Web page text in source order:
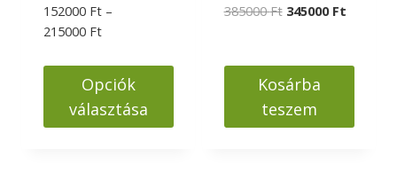
152000 Ft –
215000 FtÁrtartomány:
-
215000 Ft
Opciók
választása
385000Ft Original
385000 Ft.
345000 FtCurrent
345000
Kosárba
teszem